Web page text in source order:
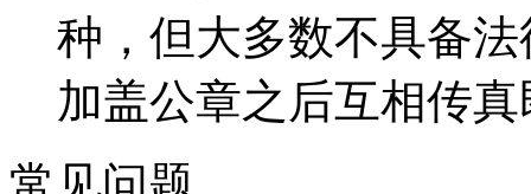
种，但大多数不具备
加盖公章之后互相传
常见问题